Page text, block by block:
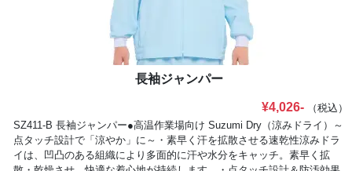
長袖ジャンパー
¥4,026-
（税込）
SZ411-B 長袖ジャンパー●高温作業場向け Suzumi Dry（涼みドライ）～
点タッチ設計で「涼やか」に～・素早く汗を拡散させる速乾性涼みドラ
イは、凹凸のある組織により多面的に汗や水分をキャッチ。素早く拡